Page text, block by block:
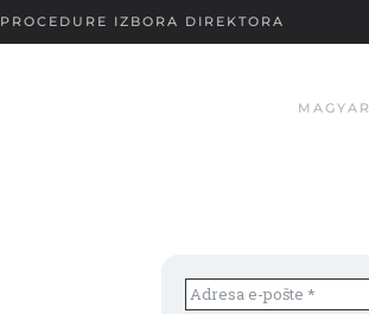
PROCEDURE IZBORA DIREKTORA
MAGYAR